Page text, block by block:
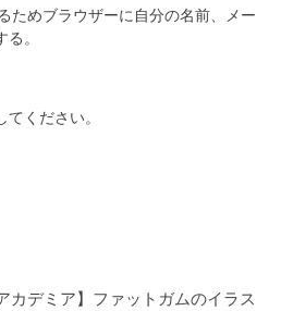
ためブラウザーに自分の名前、メー
。
てください。
カデミア】ファットガムのイラス